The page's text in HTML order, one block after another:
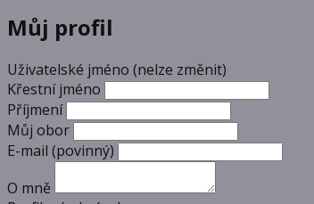
Můj profil
Uživatelské jméno (nelze změnit)
Křestní jméno
Příjmení
Můj obor
E-mail (povinný)
O mně